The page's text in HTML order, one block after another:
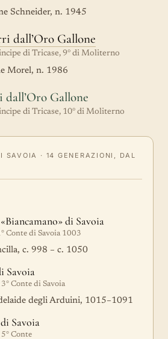
Schneider, n. 1945
dall’Oro Gallone
di Tricase, 9° di Moliterno
Morel, n. 1986
dall’Oro Gallone
di Tricase, 10° di Moliterno
· 14 GENERAZIONI, DAL
di Savoia
Conte di Savoia 1003
c. 998 – c. 1050
Savoia
Conte di Savoia
degli Arduini, 1015–1091
Savoia
Conte